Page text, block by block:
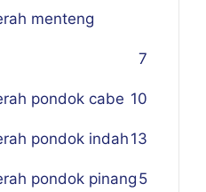
menteng
7
pondok cabe 10
pondok indah 13
pondok pinang 5